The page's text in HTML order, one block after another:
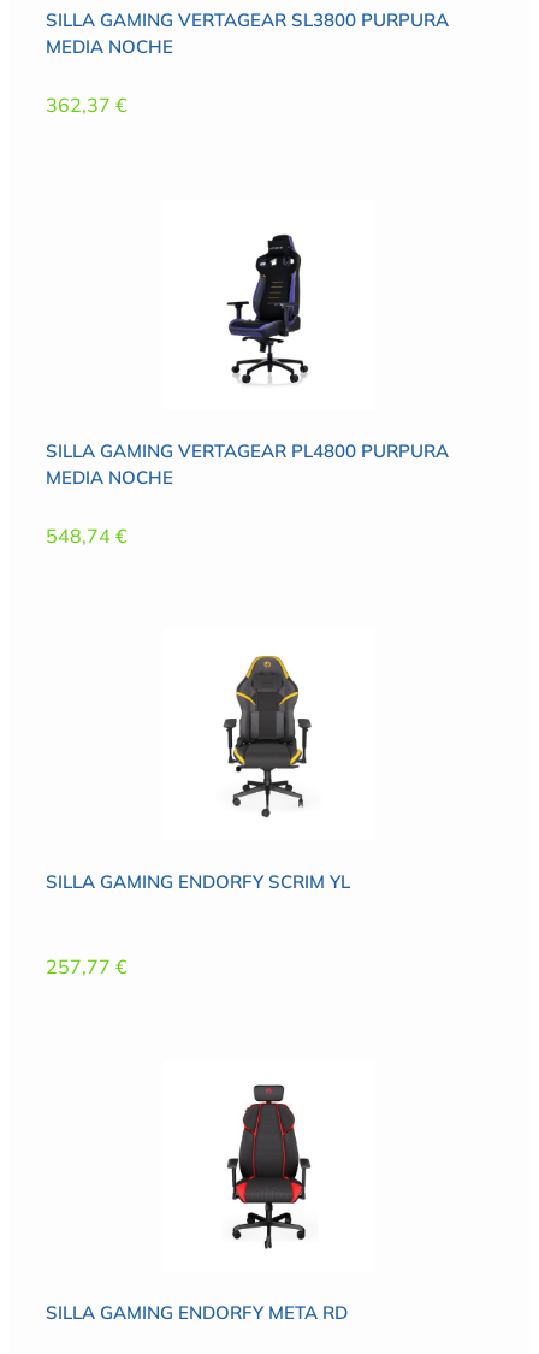
SILLA GAMING VERTAGEAR SL3800 PURPURA
MEDIA NOCHE
362,37 €
SILLA GAMING VERTAGEAR PL4800 PURPURA
MEDIA NOCHE
548,74 €
SILLA GAMING ENDORFY SCRIM YL
257,77 €
SILLA GAMING ENDORFY META RD